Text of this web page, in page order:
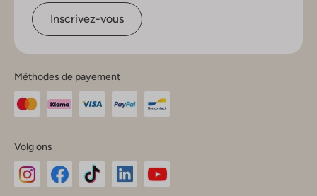
Inscrivez-vous
Méthodes de payement
Volg ons